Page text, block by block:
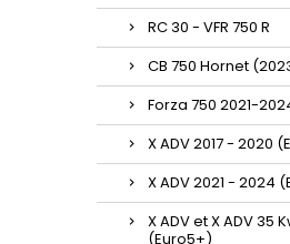
RC 30 - VFR 750 R
CB 750 Hornet
Forza 750 2021-
X ADV 2017 - 2020
X ADV 2021 - 2024
X ADV et X ADV 35
(Euro5+)